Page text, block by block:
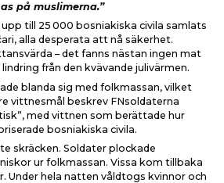
på muslimerna.”
till 25 000 bosniakiska civila samlats
alla desperata att nå säkerhet.
– det fanns nästan ingen mat
från den kvävande julivärmen.
blanda sig med folkmassan, vilket
vittnesmål beskrev FNsoldaterna
med vittnen som berättade hur
bosniakiska civila.
skräcken. Soldater plockade
ur folkmassan. Vissa kom tillbaka
Under hela natten våldtogs kvinnor och